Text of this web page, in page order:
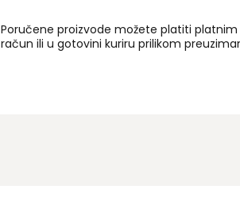
Poručene proizvode možete platiti
račun ili u gotovini kuriru prilikom